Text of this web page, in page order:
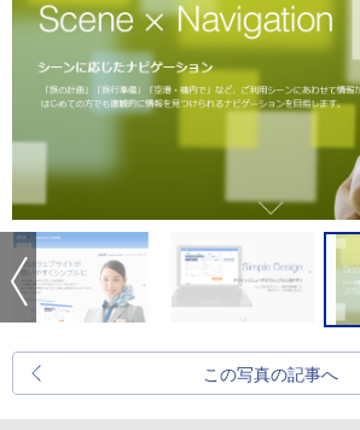
この写真の記事へ